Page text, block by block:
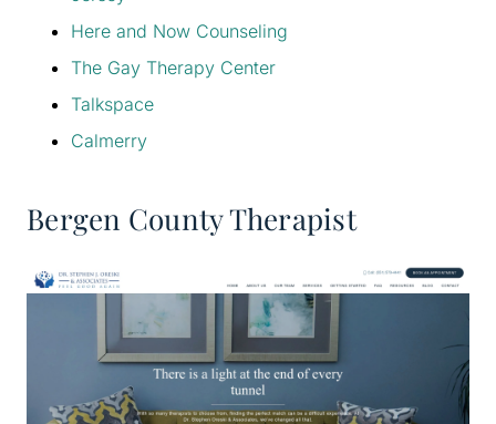
Here and Now Counseling
The Gay Therapy Center
Talkspace
Calmerry
Bergen County Therapist